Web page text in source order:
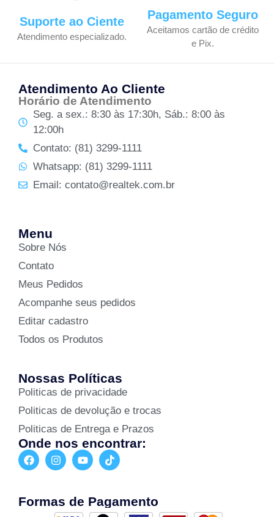
Suporte ao Ciente
Atendimento especializado.
Pagamento Seguro
Aceitamos cartão de crédito
e Pix.
Atendimento Ao Cliente
Horário de Atendimento
Seg. a sex.: 8:30 às 17:30h, Sáb.: 8:00 às
12:00h
Contato: (81) 3299-1111
Whatsapp: (81) 3299-1111
Email: contato@realtek.com.br
Menu
Sobre Nós
Contato
Meus Pedidos
Acompanhe seus pedidos
Editar cadastro
Todos os Produtos
Nossas Políticas
Politicas de privacidade
Politicas de devolução e trocas
Politicas de Entrega e Prazos
Onde nos encontrar:
Formas de Pagamento